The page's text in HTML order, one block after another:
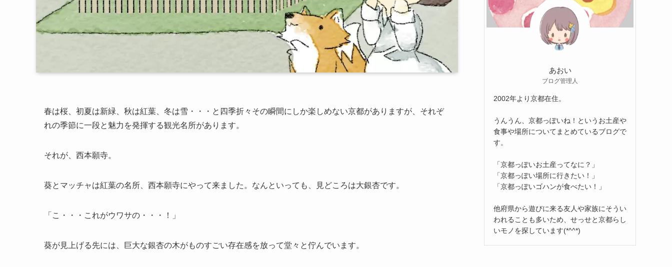
春は桜、初夏は新緑、秋は紅葉、冬は雪・・・と四季折々その瞬間にしか楽しめない京都がありますが、それぞ
れの季節に一段と魅力を発揮する観光名所があります。
それが、西本願寺。
葵とマッチャは紅葉の名所、西本願寺にやって来ました。なんといっても、見どころは大銀杏です。
「こ・・・これがウワサの・・・！」
葵が見上げる先には、巨大な銀杏の木がものすごい存在感を放って堂々と佇んでいます。
あおい
ブログ管理人
2002年より京都在住。
うんうん、京都っぽいね！というお土産や
食事や場所についてまとめているブログで
す。
「京都っぽいお土産ってなに？」
「京都っぽい場所に行きたい！」
「京都っぽいゴハンが食べたい！」
他府県から遊びに来る友人や家族にそうい
われることも多いため、せっせと京都らし
いモノを探しています(*^^*)